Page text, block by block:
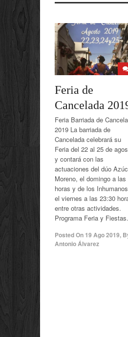
Feria de
Cancelada
Feria Barriada de
2019 La barriada de
Cancelada celebrará su
Feria del 22 al 25 de
y contará con las
actuaciones del dúo
Moreno, el domingo a las
horas y de los
el viernes a las 23:30
entre otras actividades.
Programa Feria y
Posted On 19 Ago 2019,
Antonio Álvarez